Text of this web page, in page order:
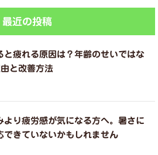
最近の投稿
と疲れる原因は？年齢のせいではな
と改善方法
より疲労感が気になる方へ。暑さに
できていないかもしれません